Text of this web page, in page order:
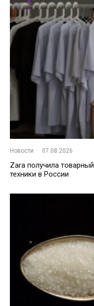
Новости · 07.08.2026
Zara получила
техники в России